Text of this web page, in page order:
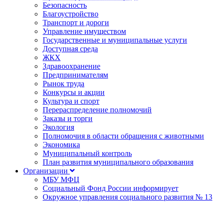
Безопасность
Благоустройство
Транспорт и дороги
Управление имуществом
Государственные и муниципальные услуги
Доступная среда
ЖКХ
Здравоохранение
Предпринимателям
Рынок труда
Конкурсы и акции
Культура и спорт
Перераспределение полномочий
Заказы и торги
Экология
Полномочия в области обращения с животными
Экономика
Муниципальный контроль
План развития муниципального образования
Организации
МБУ МФЦ
Социальный Фонд России информирует
Окружное управления социального развития № 13